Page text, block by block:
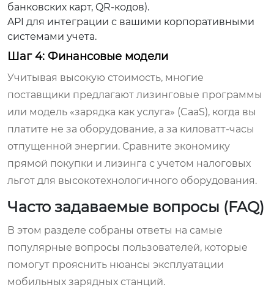
банковских карт, QR-кодов).
API для интеграции с вашими корпоративными
системами учета.
Шаг 4: Финансовые модели
Учитывая высокую стоимость, многие
поставщики предлагают лизинговые программы
или модель «зарядка как услуга» (CaaS), когда вы
платите не за оборудование, а за киловатт-часы
отпущенной энергии. Сравните экономику
прямой покупки и лизинга с учетом налоговых
льгот для высокотехнологичного оборудования.
Часто задаваемые вопросы (FAQ)
В этом разделе собраны ответы на самые
популярные вопросы пользователей, которые
помогут прояснить нюансы эксплуатации
мобильных зарядных станций.